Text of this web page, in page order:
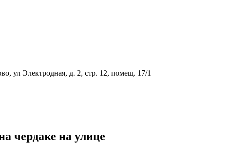
ул Электродная, д. 2, стр. 12, помещ. 17/1
чердаке на улице